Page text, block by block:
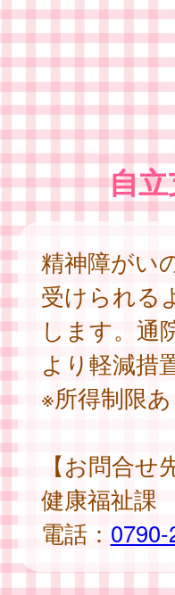
自
精神障がい
受けられる
します。通
より軽減措
※所得制限あ
【お問合せ
健康福祉課
電話：